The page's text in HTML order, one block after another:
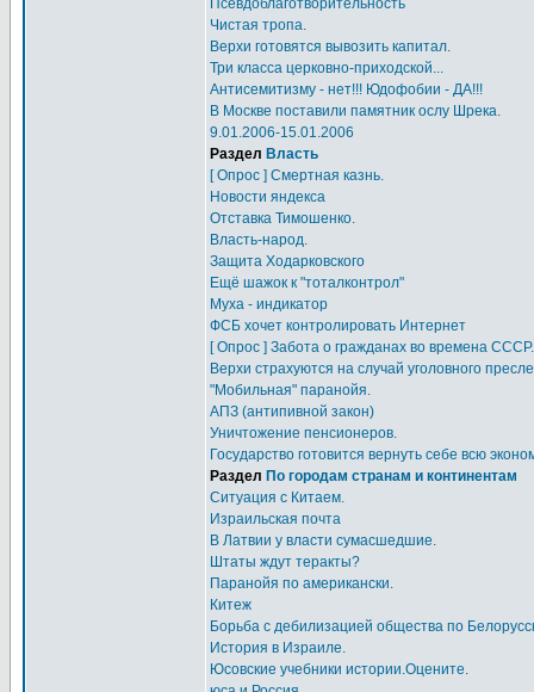
Псевдоблаготворительность
Чистая тропа.
Верхи готовятся вывозить капитал.
Три класса церковно-приходской...
Антисемитизму - нет!!! Юдофобии - ДА!!!
В Москве поставили памятник ослу Шрека.
9.01.2006-15.01.2006
Раздел Власть
[ Опрос ] Смертная казнь.
Новости яндекса
Отставка Тимошенко.
Власть-народ.
Защита Ходарковского
Ещё шажок к "тоталконтрол"
Муха - индикатор
ФСБ хочет контролировать Интернет
[ Опрос ] Забота о гражданах во времена СССР.
Верхи страхуются на случай уголовного
"Мобильная" паранойя.
АПЗ (антипивной закон)
Уничтожение пенсионеров.
Государство готовится вернуть себе всю
Раздел По городам странам и континентам
Ситуация с Китаем.
Израильская почта
В Латвии у власти сумасшедшие.
Штаты ждут теракты?
Паранойя по американски.
Китеж
Борьба с дебилизацией общества по
История в Израиле.
Юсовские учебники истории.Оцените.